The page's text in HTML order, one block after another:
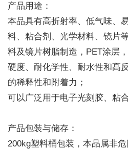
产品用途：
本品具有高折射率、低气味、
料、粘合剂、光学材料、镜片
料及镜片树脂制造，PET涂层
硬度、耐化学性、耐水性和髙
的稀释性和附着力；
可以广泛用于电子光刻胶、粘
产品包装与储存：
200kg塑料桶包装，本品属非